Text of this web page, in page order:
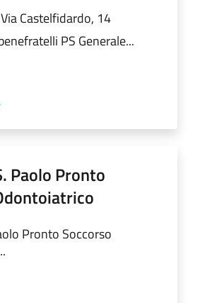
Via Castelfidardo, 14
PS Generale...
Paolo Pronto
Pronto Soccorso